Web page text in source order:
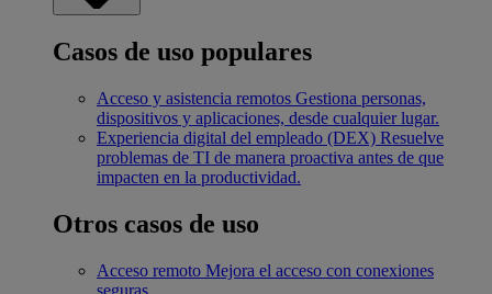
Casos de uso populares
Acceso y asistencia remotos Gestiona personas,
dispositivos y aplicaciones, desde cualquier lugar.
Experiencia digital del empleado (DEX) Resuelve
problemas de TI de manera proactiva antes de que
impacten en la productividad.
Otros casos de uso
Acceso remoto Mejora el acceso con conexiones
seguras